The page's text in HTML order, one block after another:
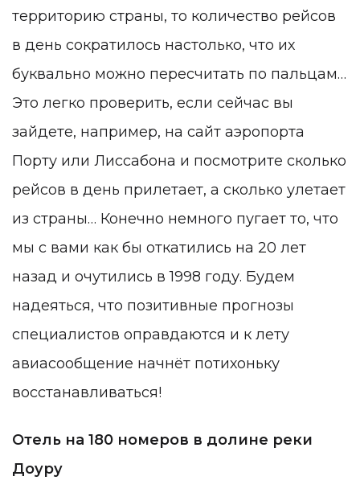
территорию страны, то количество рейсов
в день сократилось настолько, что их
буквально можно пересчитать по пальцам…
Это легко проверить, если сейчас вы
зайдете, например, на сайт аэропорта
Порту или Лиссабона и посмотрите сколько
рейсов в день прилетает, а сколько улетает
из страны… Конечно немного пугает то, что
мы с вами как бы откатились на 20 лет
назад и очутились в 1998 году. Будем
надеяться, что позитивные прогнозы
специалистов оправдаются и к лету
авиасообщение начнёт потихоньку
восстанавливаться!
Отель на 180 номеров в долине реки
Доуру